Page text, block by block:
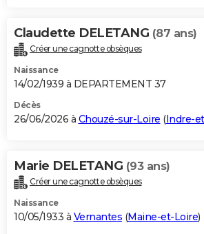
Carte de Noël
Carte Bonne année
Carte Saint-Valentin
Carte Pâques
Carte d'anniversaire
DICTIONNAIRE
Dictionnaire
Biographies
Citations
Expressions
Proverbes
PROGRAMME TV
S'inscrire
Se connecter
Lycées
Collèges
Primaires
Universités
Entreprises
Service militaire
Avis de recherche
AVIS DE DÉCÈS
Bricolage
Lifestyle
Culture
Sport
Auto
Television
Voyage
Cinema
Claudette DELETANG (87 ans)
Créer une cagnotte obsèques
Naissance
14/02/1939 à DEPARTEMENT 37
Décès
26/06/2026 à Chouzé-sur-Loire (Indre-
Marie DELETANG (93 ans)
Créer une cagnotte obsèques
Naissance
10/05/1933 à Vernantes (Maine-et-Loire)